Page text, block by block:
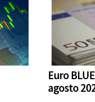
Euro
agosto